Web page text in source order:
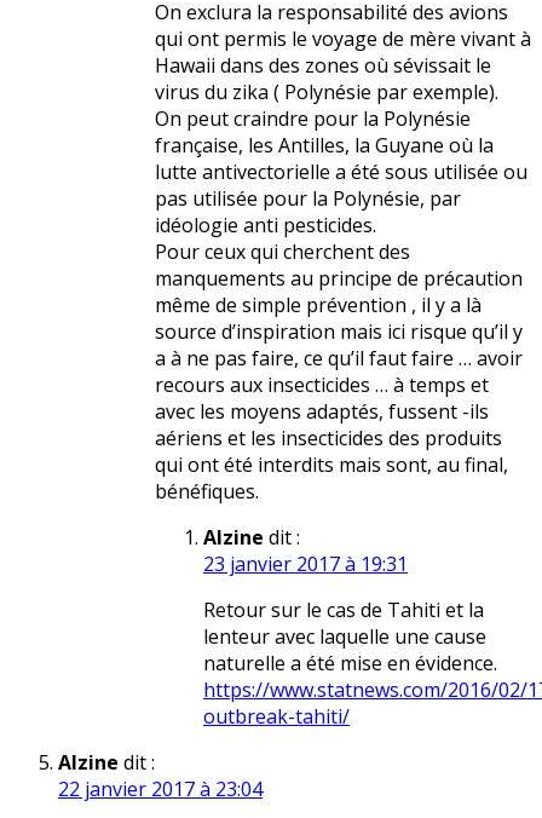
On exclura la responsabilité des avions
qui ont permis le voyage de mère vivant à
Hawaii dans des zones où sévissait le
virus du zika ( Polynésie par exemple).
On peut craindre pour la Polynésie
française, les Antilles, la Guyane où la
lutte antivectorielle a été sous utilisée ou
pas utilisée pour la Polynésie, par
idéologie anti pesticides.
Pour ceux qui cherchent des
manquements au principe de précaution
même de simple prévention , il y a là
source d’inspiration mais ici risque qu’il y
a à ne pas faire, ce qu’il faut faire … avoir
recours aux insecticides … à temps et
avec les moyens adaptés, fussent -ils
aériens et les insecticides des produits
qui ont été interdits mais sont, au final,
bénéfiques.
Alzine dit :
23 janvier 2017 à 19:31
Retour sur le cas de Tahiti et la
lenteur avec laquelle une cause
naturelle a été mise en évidence.
https://www.statnews.com/2016/02/
outbreak-tahiti/
Alzine dit :
22 janvier 2017 à 23:04